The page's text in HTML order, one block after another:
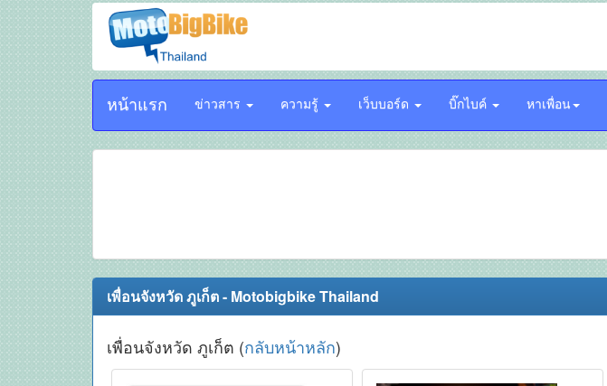
หน้าแรก ข่าวสาร ความรู้ เว็บบอร์ด บิ๊กไบค์ หาเพื่อน
เพื่อนจังหวัด ภูเก็ต - Motobigbike Thailand
เพื่อนจังหวัด ภูเก็ต (กลับหน้าหลัก)